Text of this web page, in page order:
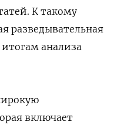
К такому
разведывательная
анализа
включает